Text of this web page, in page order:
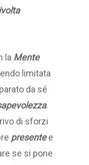
la Mente
limitata
da sé
.
di sforzi
presentee
se si pone